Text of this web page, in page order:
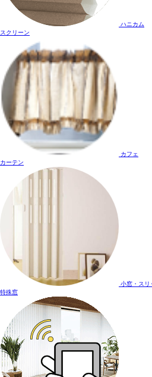
ハニカム
スクリーン
カフェ
カーテン
小窓・スリ
特殊窓